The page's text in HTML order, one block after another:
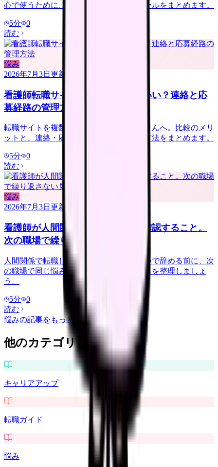
心で使うために、登録前に決める連絡ルールをまとめます。
5分
0
読む
悩み
2026年7月3日 更新
看護師転職サイトは複数登録していい？連絡と応
募経路の管理方法
転職サイトを複数登録するか迷う看護師さんへ。比較のメリ
ットと、連絡・応募経路で疲れない管理方法をまとめます。
5分
0
読む
悩み
2026年7月3日 更新
看護師が人間関係で転職する前に確認すること。
次の職場で繰り返さない見方
人間関係で転職したい看護師さんへ。勢いで辞める前に、次
の職場で同じ悩みを繰り返さない確認項目を整理しましょ
う。
5分
0
読む
悩みの記事をもっと見る
他のカテゴリを探す
キャリアアップ
転職ガイド
悩み